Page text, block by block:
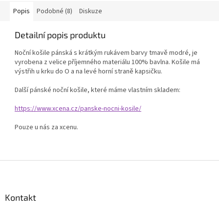
Popis Podobné (8) Diskuze
Detailní popis produktu
Noční košile pánská s krátkým rukávem barvy tmavě modré, je
vyrobena z velice příjemného materiálu 100% bavlna. Košile má
výstřih u krku do O a na levé horní straně kapsičku.
Další pánské noční košile, které máme vlastním skladem:
https://www.xcena.cz/panske-nocni-kosile/
Pouze u nás za xcenu.
Kontakt